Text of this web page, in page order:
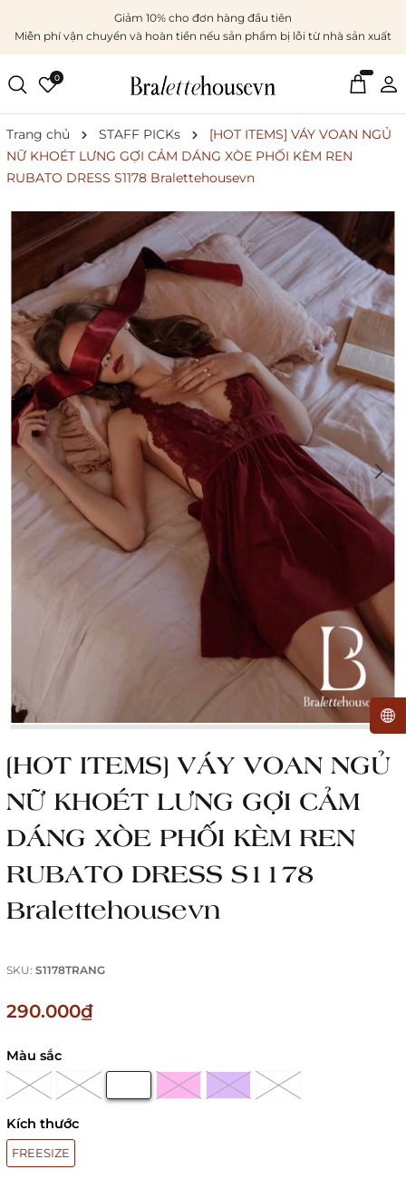
Giảm 10% cho đơn hàng đầu tiên
Miễn phí vận chuyển và hoàn tiền nếu sản phẩm bị lỗi từ nhà sản xuất
0
Trang chủ STAFF PICKs
[HOT ITEMS] VÁY VOAN NGỦ
NỮ KHOÉT LƯNG GỢI CẢM DÁNG XÒE PHỐI KÈM REN
RUBATO DRESS S1178 Bralettehousevn
[HOT ITEMS] VÁY VOAN NGỦ
NỮ KHOÉT LƯNG GỢI CẢM
DÁNG XÒE PHỐI KÈM REN
RUBATO DRESS S1178
Bralettehousevn
SKU: S1178TRANG
290.000₫
Màu sắc
Kích thước
FREESIZE